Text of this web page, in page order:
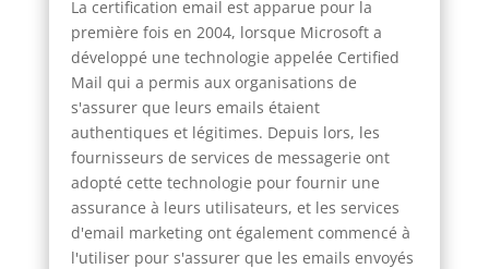
La certification email est apparue pour la
première fois en 2004, lorsque Microsoft a
développé une technologie appelée Certified
Mail qui a permis aux organisations de
s'assurer que leurs emails étaient
authentiques et légitimes. Depuis lors, les
fournisseurs de services de messagerie ont
adopté cette technologie pour fournir une
assurance à leurs utilisateurs, et les services
d'email marketing ont également commencé à
l'utiliser pour s'assurer que les emails envoyés